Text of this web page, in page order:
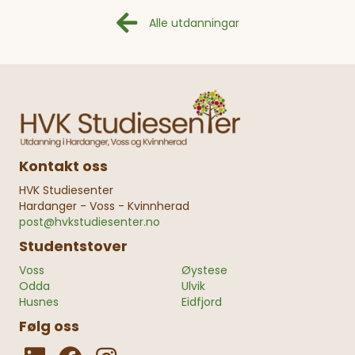
Alle utdanningar
Kontakt oss
HVK Studiesenter
Hardanger - Voss - Kvinnherad
post@hvkstudiesenter.no
Studentstover
Voss
Odda
Husnes
Øystese
Ulvik
Eidfjord
Følg oss